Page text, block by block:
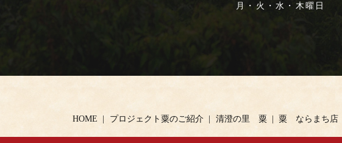
月・火・水・木曜日
HOME プロジェクト粟のご紹介 清澄の里 粟 粟 ならまち店